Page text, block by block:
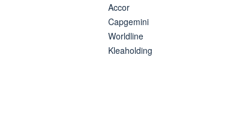
Accor
Capgemini
Worldline
Kleaholding